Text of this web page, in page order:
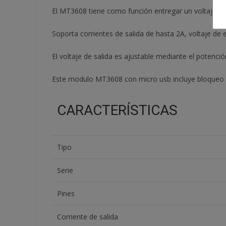
El MT3608 tiene como función entregar un voltaje
Soporta corrientes de salida de hasta 2A, voltaje de
El voltaje de salida es ajustable mediante el
Este modulo MT3608 con micro usb incluye
CARACTERÍSTICAS
Tipo
Serie
Pines
Corriente de salida